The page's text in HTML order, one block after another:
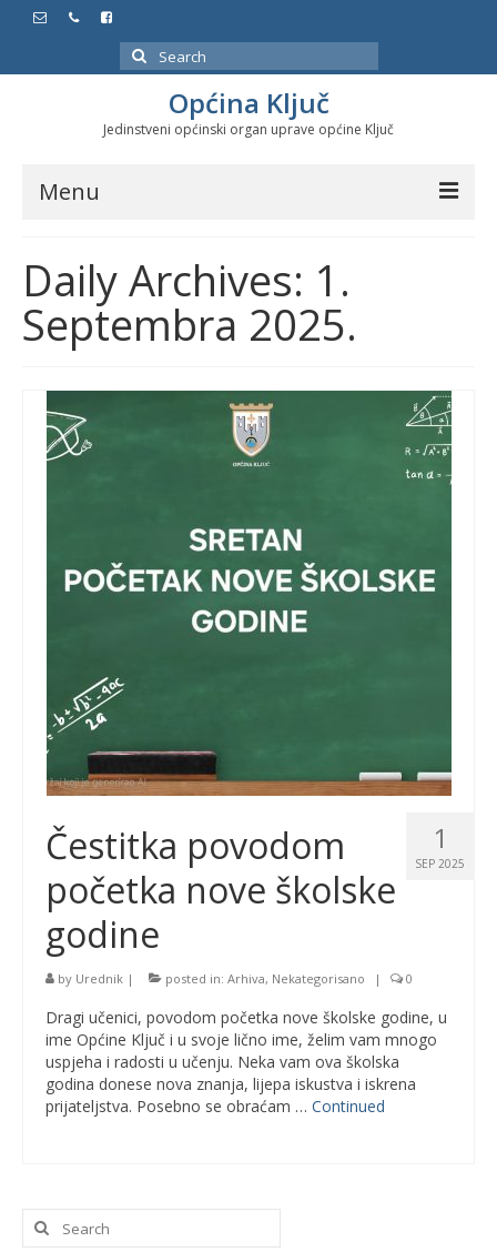
Search
for:
Općina Ključ
Jedinstveni općinski organ uprave općine Ključ
Menu
Službeni glasnici
Javne nabavke
Značajni datumi i manifestacije
Program energetske efikasnosti u stambenom
sektoru
Daily Archives: 1.
Septembra 2025.
1
SEP 2025
Čestitka povodom
početka nove školske
godine
by Urednik | posted in: Arhiva, Nekategorisano | 0
Dragi učenici, povodom početka nove školske godine, u
ime Općine Ključ i u svoje lično ime, želim vam mnogo
uspjeha i radosti u učenju. Neka vam ova školska
godina donese nova znanja, lijepa iskustva i iskrena
prijateljstva. Posebno se obraćam … Continued
Search
for: